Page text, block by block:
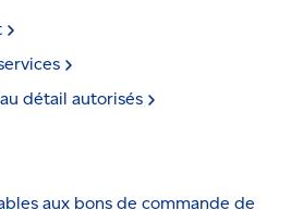
détail autorisés
aux bons de commande de